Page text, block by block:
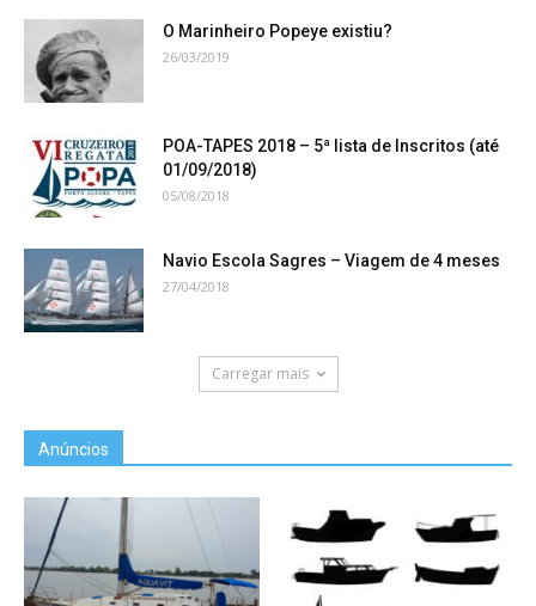
O Marinheiro Popeye existiu?
26/03/2019
POA-TAPES 2018 – 5ª lista de Inscritos (até
01/09/2018)
05/08/2018
Navio Escola Sagres – Viagem de 4 meses
27/04/2018
Carregar mais
Anúncios